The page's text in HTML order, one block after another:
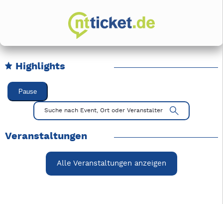
Highlights
Karussell Veranstaltungen überspringen
Pause
Mit Tab zu den Steuerelementen wechseln. Mit Pfeiltasten
Suche nach Event, Ort oder Veranstalter
Veranstaltungen
Alle Veranstaltungen anzeigen